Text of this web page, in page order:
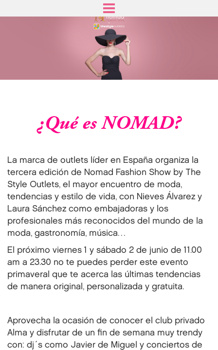
to
¿Qué es NOMAD?
La marca de outlets líder en España organiza la
tercera edición de Nomad Fashion Show by The
Style Outlets, el mayor encuentro de moda,
tendencias y estilo de vida, con Nieves Álvarez y
Laura Sánchez como embajadoras y los
profesionales más reconocidos del mundo de la
moda, gastronomía, música…
El próximo viernes 1 y sábado 2 de junio de 11.00
am a 23.30 no te puedes perder este evento
primaveral que te acerca las últimas tendencias
de manera original, personalizada y gratuita.
Aprovecha la ocasión de conocer el club privado
Alma y disfrutar de un fin de semana muy trendy
con: dj´s como Javier de Miguel y conciertos de